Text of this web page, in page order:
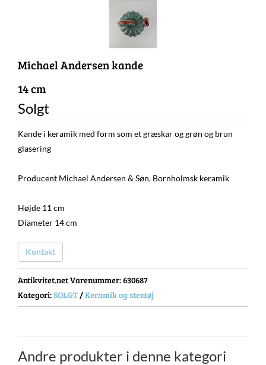
Michael Andersen kande
14 cm
Solgt
Kande i keramik med form som et græskar og grøn og brun
glasering
Producent Michael Andersen & Søn, Bornholmsk keramik
Højde 11 cm
Diameter 14 cm
Kontakt
Antikvitet.net Varenummer: 630687
Kategori:SOLGT /Keramik og stentøj
Andre produkter i denne kategori